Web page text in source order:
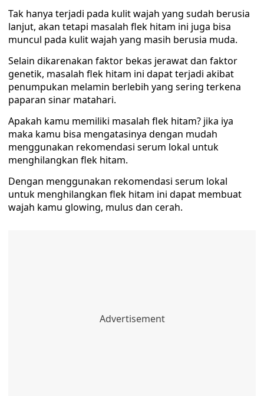
Tak hanya terjadi pada kulit wajah yang sudah berusia
lanjut, akan tetapi masalah flek hitam ini juga bisa
muncul pada kulit wajah yang masih berusia muda.
Selain dikarenakan faktor bekas jerawat dan faktor
genetik, masalah flek hitam ini dapat terjadi akibat
penumpukan melamin berlebih yang sering terkena
paparan sinar matahari.
Apakah kamu memiliki masalah flek hitam? jika iya
maka kamu bisa mengatasinya dengan mudah
menggunakan rekomendasi serum lokal untuk
menghilangkan flek hitam.
Dengan menggunakan rekomendasi serum lokal
untuk menghilangkan flek hitam ini dapat membuat
wajah kamu glowing, mulus dan cerah.